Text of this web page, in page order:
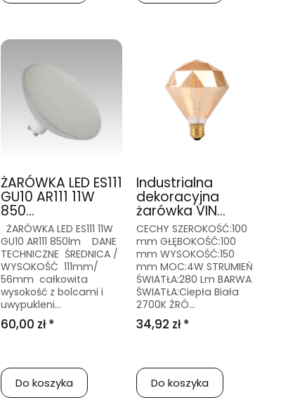
ŻARÓWKA LED ES111
GU10 AR111 11W
850...
ŻARÓWKA LED ES111 11W
GU10 AR111 850lm DANE
TECHNICZNE ŚREDNICA /
WYSOKOŚĆ 111mm/
56mm całkowita
wysokość z bolcami i
uwypukleni...
60,00 zł *
Do koszyka
Industrialna
dekoracyjna
żarówka VIN...
CECHY SZEROKOŚĆ:100
mm GŁĘBOKOŚĆ:100
mm WYSOKOŚĆ:150
mm MOC:4W STRUMIEŃ
ŚWIATŁA:280 Lm BARWA
ŚWIATŁA:Ciepła Biała
2700K ŹRÓ...
34,92 zł *
Do koszyka